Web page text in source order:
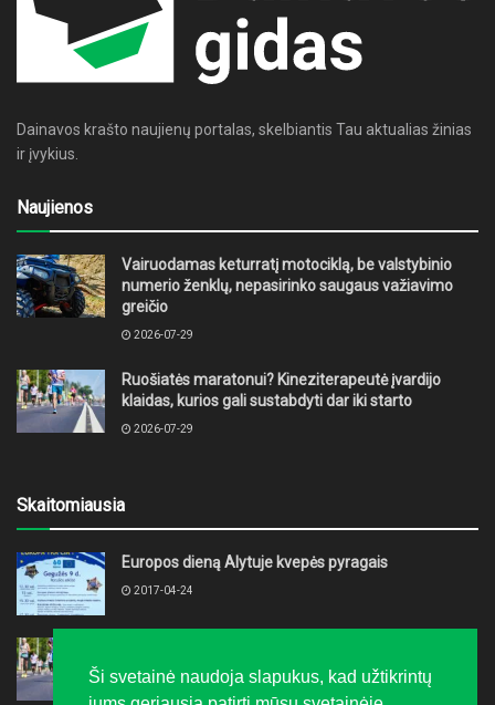
Dainavos krašto naujienų portalas, skelbiantis Tau aktualias žinias
ir įvykius.
Naujienos
Vairuodamas keturratį motociklą, be valstybinio
numerio ženklų, nepasirinko saugaus važiavimo
greičio
2026-07-29
Ruošiatės maratonui? Kineziterapeutė įvardijo
klaidas, kurios gali sustabdyti dar iki starto
2026-07-29
Skaitomiausia
Europos dieną Alytuje kvepės pyragais
2017-04-24
klaidas, kurios gali sustabdyti dar iki starto
2026-07-29
Ši svetainė naudoja slapukus, kad užtikrintų